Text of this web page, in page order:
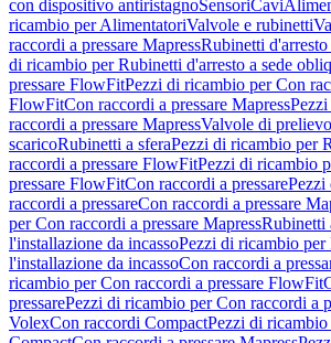
con dispositivo antiristagnoSensoriCavi
ricambio per AlimentatoriValvole e rubinetti
raccordi a pressare MapressRubinetti d'arresto
di ricambio per Rubinetti d'arresto a sede
pressare FlowFitPezzi di ricambio per Con
FlowFitCon raccordi a pressare Mapress
raccordi a pressare MapressValvole di prelievo
scaricoRubinetti a sferaPezzi di ricambio per
raccordi a pressare FlowFitPezzi di ricambio
pressare FlowFitCon raccordi a pressarePezzi
raccordi a pressareCon raccordi a pressare
per Con raccordi a pressare MapressRubinetti
l'installazione da incassoPezzi di ricambio per
l'installazione da incassoCon raccordi a
ricambio per Con raccordi a pressare FlowFit
pressarePezzi di ricambio per Con raccordi a
VolexCon raccordi CompactPezzi di